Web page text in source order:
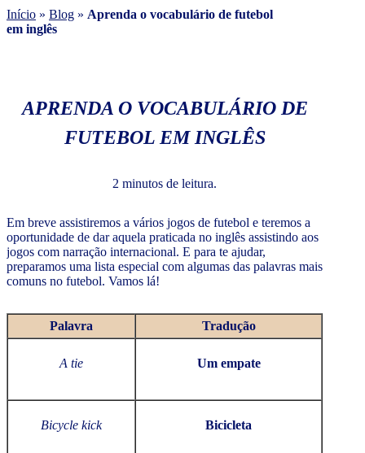
Início » Blog » Aprenda o vocabulário de futebol
em inglês
APRENDA O VOCABULÁRIO DE
FUTEBOL EM INGLÊS
2 minutos de leitura.
Em breve assistiremos a vários jogos de futebol e teremos a
oportunidade de dar aquela praticada no inglês assistindo aos
jogos com narração internacional. E para te ajudar,
preparamos uma lista especial com algumas das palavras mais
comuns no futebol. Vamos lá!
Palavra Tradução
A tie Um empate
Bicycle kick Bicicleta